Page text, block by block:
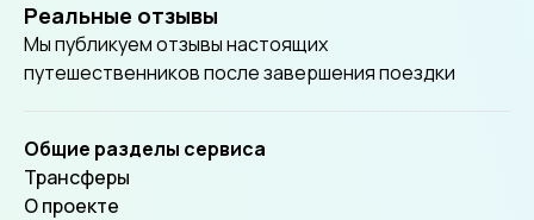
Реальные отзывы
Мы публикуем отзывы настоящих
путешественников после завершения поездки
Общие разделы сервиса
Трансферы
О проекте